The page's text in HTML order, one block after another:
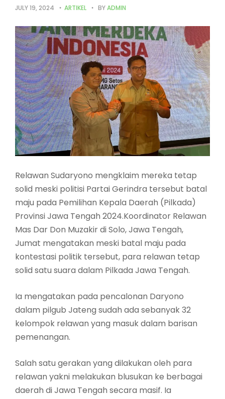
JULY 19, 2024 ARTIKEL BYADMIN
Relawan Sudaryono mengklaim mereka tetap
solid meski politisi Partai Gerindra tersebut batal
maju pada Pemilihan Kepala Daerah (Pilkada)
Provinsi Jawa Tengah 2024.Koordinator Relawan
Mas Dar Don Muzakir di Solo, Jawa Tengah,
Jumat mengatakan meski batal maju pada
kontestasi politik tersebut, para relawan tetap
solid satu suara dalam Pilkada Jawa Tengah.
Ia mengatakan pada pencalonan Daryono
dalam pilgub Jateng sudah ada sebanyak 32
kelompok relawan yang masuk dalam barisan
pemenangan.
Salah satu gerakan yang dilakukan oleh para
relawan yakni melakukan blusukan ke berbagai
daerah di Jawa Tengah secara masif. Ia